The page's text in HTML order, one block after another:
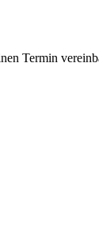
Termin